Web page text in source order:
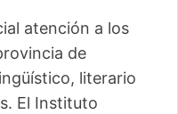
atención a los
de
literario
El Instituto